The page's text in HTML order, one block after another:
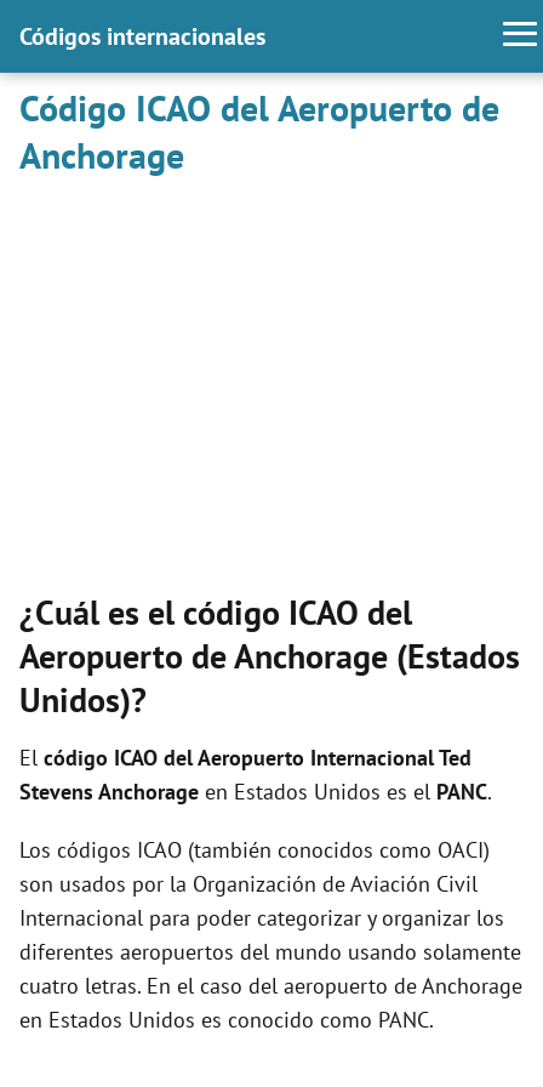
Códigos internacionales
Código ICAO del Aeropuerto de
Anchorage
¿Cuál es el código ICAO del
Aeropuerto de Anchorage (Estados
Unidos)?
El código ICAO delAeropuerto Internacional Ted
Stevens Anchorage en Estados Unidos es el PANC.
Los códigos ICAO (también conocidos como OACI)
son usados por la Organización de Aviación Civil
Internacional para poder categorizar y organizar los
diferentes aeropuertos del mundo usando solamente
cuatro letras. En el caso del aeropuerto de Anchorage
en Estados Unidos es conocido como PANC.